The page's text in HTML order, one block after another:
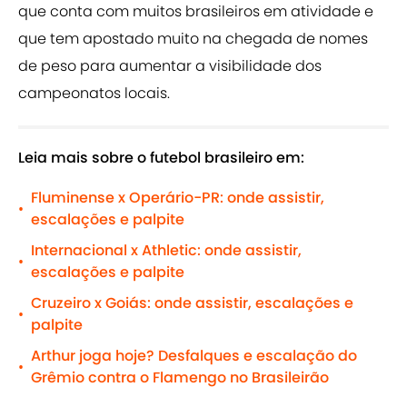
que conta com muitos brasileiros em atividade e
que tem apostado muito na chegada de nomes
de peso para aumentar a visibilidade dos
campeonatos locais.
Leia mais sobre o futebol brasileiro em:
•
Fluminense x Operário-PR: onde assistir,
escalações e palpite
•
Internacional x Athletic: onde assistir,
escalações e palpite
•
Cruzeiro x Goiás: onde assistir, escalações e
palpite
•
Arthur joga hoje? Desfalques e escalação do
Grêmio contra o Flamengo no Brasileirão